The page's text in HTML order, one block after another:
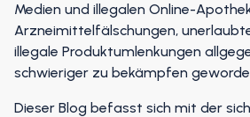
Medien und illegalen Online-
Arzneimittelfälschungen,
illegale Produktumlenkungen
schwieriger zu bekämpfen
Dieser Blog befasst sich mit der